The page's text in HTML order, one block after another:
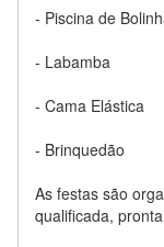
- Piscina de
- Labamba
- Cama Elástica
- Brinquedão
As festas são
qualificada,